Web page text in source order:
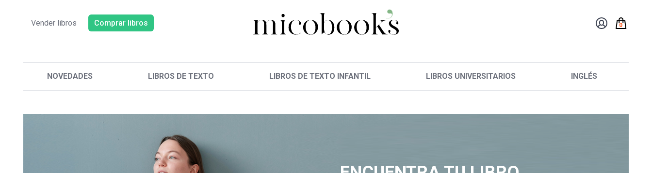
Vender libros Comprar libros 0
NOVEDADES LIBROS DE TEXTO LIBROS DE TEXTO INFANTIL LIBROS UNIVERSITARIOS INGLÉS